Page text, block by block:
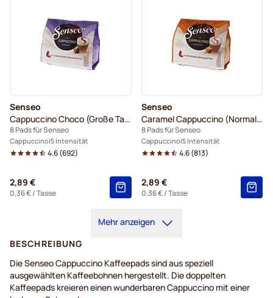
Senseo
Cappuccino Choco (Große Tasse)
8 Pads für Senseo
Cappuccino 5 Intensität
4.6(692)
2,89 €
0,36 €/ Tasse
Senseo
Caramel Cappuccino (Normale Tasse)
8 Pads für Senseo
Cappuccino 5 Intensität
4.6(813)
2,89 €
0,36 €/ Tasse
Mehr anzeigen
BESCHREIBUNG
Die Senseo Cappuccino Kaffeepads sind aus speziell
ausgewählten Kaffeebohnen hergestellt. Die doppelten
Kaffeepads kreieren einen wunderbaren Cappuccino mit einer